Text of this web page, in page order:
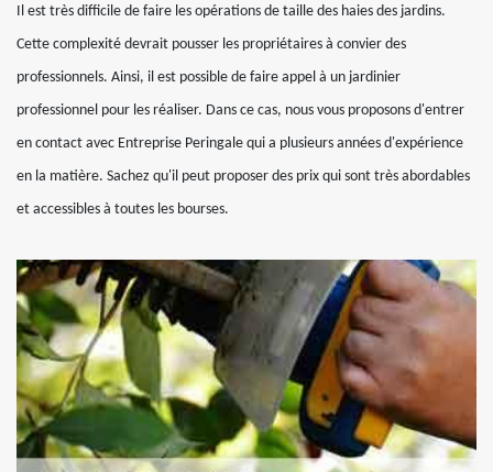
Il est très difficile de faire les opérations de taille des haies des jardins.
Cette complexité devrait pousser les propriétaires à convier des
professionnels. Ainsi, il est possible de faire appel à un jardinier
professionnel pour les réaliser. Dans ce cas, nous vous proposons d'entrer
en contact avec Entreprise Peringale qui a plusieurs années d'expérience
en la matière. Sachez qu'il peut proposer des prix qui sont très abordables
et accessibles à toutes les bourses.